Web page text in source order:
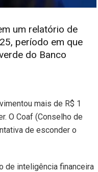
um relatório de
período em que
do Banco
mais de R$ 1
O Coaf (Conselho de
de esconder o
de inteligência financeira